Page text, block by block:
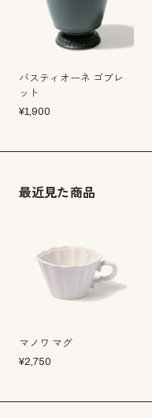
バスティオーネ ゴブレ
ット
¥1,900
最近見た商品
マノワ マグ
¥2,750